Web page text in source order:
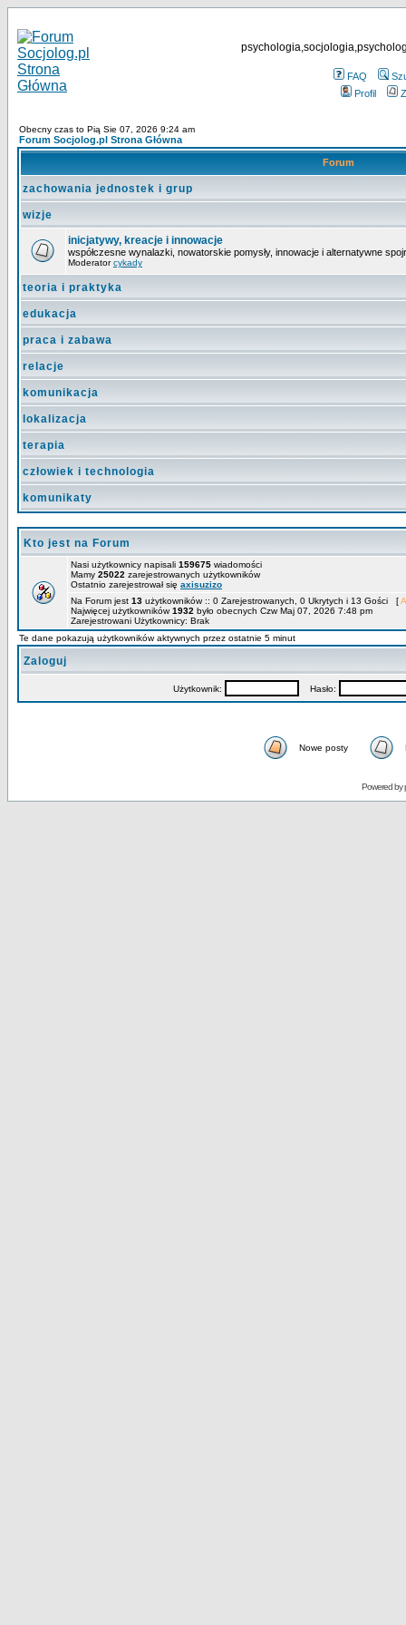
FAQ
Profil
Obecny czas to Pią Sie 07, 2026 9:24 am
Forum Socjolog.pl Strona Główna
Forum
zachowania jednostek i grup
wizje
inicjatywy, kreacje i innowacje
współczesne wynalazki, nowatorskie pomysły, innowacje i alternatywne
Moderatorcykady
teoria i praktyka
edukacja
praca i zabawa
relacje
komunikacja
lokalizacja
terapia
człowiek i technologia
komunikaty
Kto jest na Forum
Nasi użytkownicy napisali 159675 wiadomości
Mamy 25022 zarejestrowanych użytkowników
Ostatnio zarejestrował się axisuzizo
Na Forum jest 13 użytkowników :: 0 Zarejestrowanych, 0 Ukrytych i 13 Gości [
Najwięcej użytkowników1932 było obecnych Czw Maj 07, 2026 7:48 pm
Zarejestrowani Użytkownicy: Brak
Te dane pokazują użytkowników aktywnych przez ostatnie 5 minut
Zaloguj
Użytkownik: Hasło:
Nowe posty
Powered by